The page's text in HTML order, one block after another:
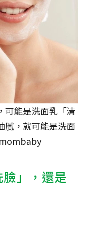
可能是洗面乳「清
膩，就可能是洗面
」，還是